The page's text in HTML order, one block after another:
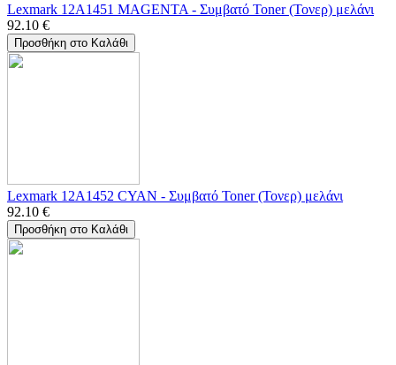
Lexmark 12A1451 MAGENTA - Συμβατό Toner (Τονερ) μελάνι
92.10 €
Προσθήκη στο Καλάθι
Lexmark 12A1452 CYAN - Συμβατό Toner (Τονερ) μελάνι
92.10 €
Προσθήκη στο Καλάθι